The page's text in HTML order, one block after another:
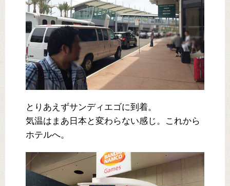
とりあえずサンディエゴに到着。
気温はまあ日本と変わらない感じ。これから
ホテルへ。